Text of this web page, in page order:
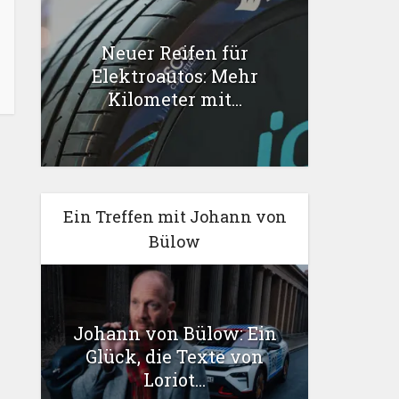
Neuer Reifen für
Elektroautos: Mehr
Kilometer mit...
Ein Treffen mit Johann von
Bülow
Johann von Bülow: Ein
Glück, die Texte von
Loriot...